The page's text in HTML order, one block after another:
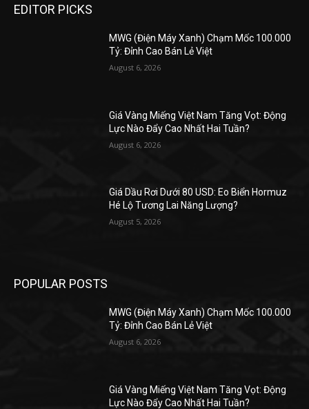
EDITOR PICKS
MWG (Điện Máy Xanh) Chạm Mốc 100.000
Tỷ: Đỉnh Cao Bán Lẻ Việt
August 6, 2026
Giá Vàng Miếng Việt Nam Tăng Vọt: Động
Lực Nào Đẩy Cao Nhất Hai Tuần?
August 6, 2026
Giá Dầu Rơi Dưới 80 USD: Eo Biển Hormuz
Hé Lộ Tương Lai Năng Lượng?
August 5, 2026
POPULAR POSTS
MWG (Điện Máy Xanh) Chạm Mốc 100.000
Tỷ: Đỉnh Cao Bán Lẻ Việt
August 6, 2026
Giá Vàng Miếng Việt Nam Tăng Vọt: Động
Lực Nào Đẩy Cao Nhất Hai Tuần?